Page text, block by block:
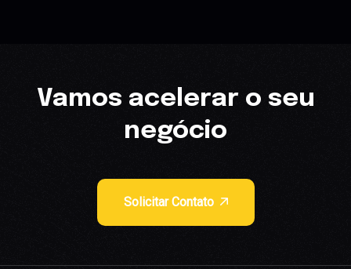
Vamos acelerar o seu
negócio
Solicitar Contato